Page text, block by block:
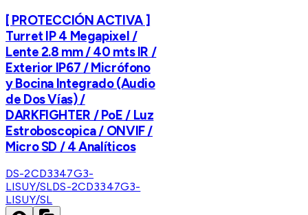
[ PROTECCIÓN ACTIVA ]
Turret IP 4 Megapixel /
Lente 2.8 mm / 40 mts IR /
Exterior IP67 / Micrófono
y Bocina Integrado (Audio
de Dos Vías) /
DARKFIGHTER / PoE / Luz
Estroboscopica / ONVIF /
Micro SD / 4 Analíticos
DS-2CD3347G3-
LISUY/SLDS-2CD3347G3-
LISUY/SL